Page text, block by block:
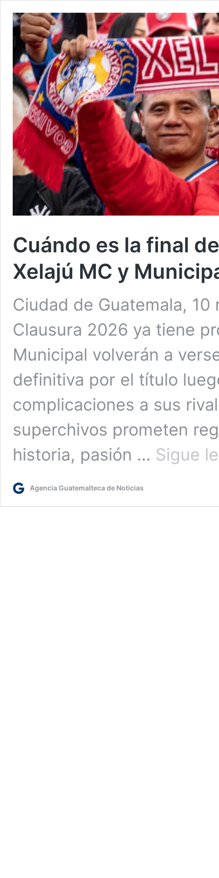
Cuándo es la final
Xelajú MC y
Ciudad de Guatemala, 10
Clausura 2026 ya tiene
Municipal volverán a
definitiva por el título
complicaciones a sus
superchivos prometen
historia, pasión … Sigue
Agencia Guatemalteca de Noticias